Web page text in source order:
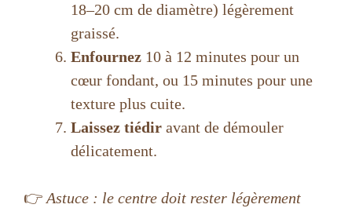
18–20 cm de diamètre) légèrement
graissé.
Enfournez 10 à 12 minutes pour un
cœur fondant, ou 15 minutes pour une
texture plus cuite.
Laissez tiédir avant de démouler
délicatement.
👉 Astuce : le centre doit rester légèrement